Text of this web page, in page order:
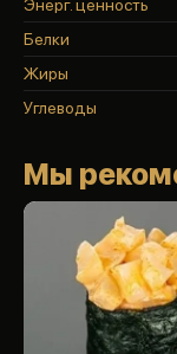
Энерг. ценность
Белки
Жиры
Углеводы
Мы